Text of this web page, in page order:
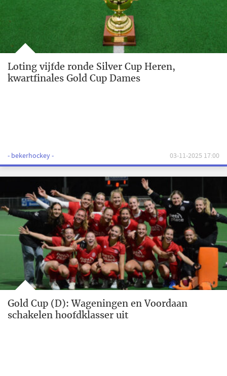
Loting vijfde ronde Silver Cup Heren,
kwartfinales Gold Cup Dames
- bekerhockey - 03-11-2025 17:00
Gold Cup (D): Wageningen en Voordaan
schakelen hoofdklasser uit